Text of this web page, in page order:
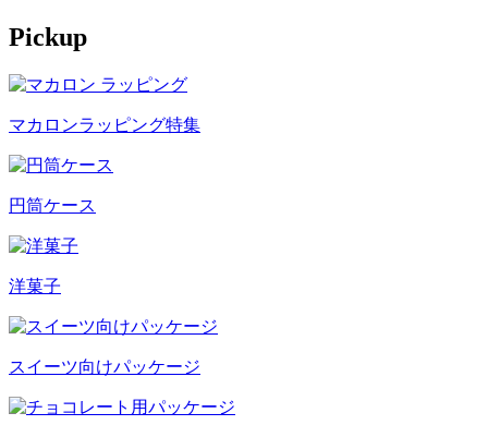
Pickup
マカロンラッピング特集
円筒ケース
洋菓子
スイーツ向けパッケージ